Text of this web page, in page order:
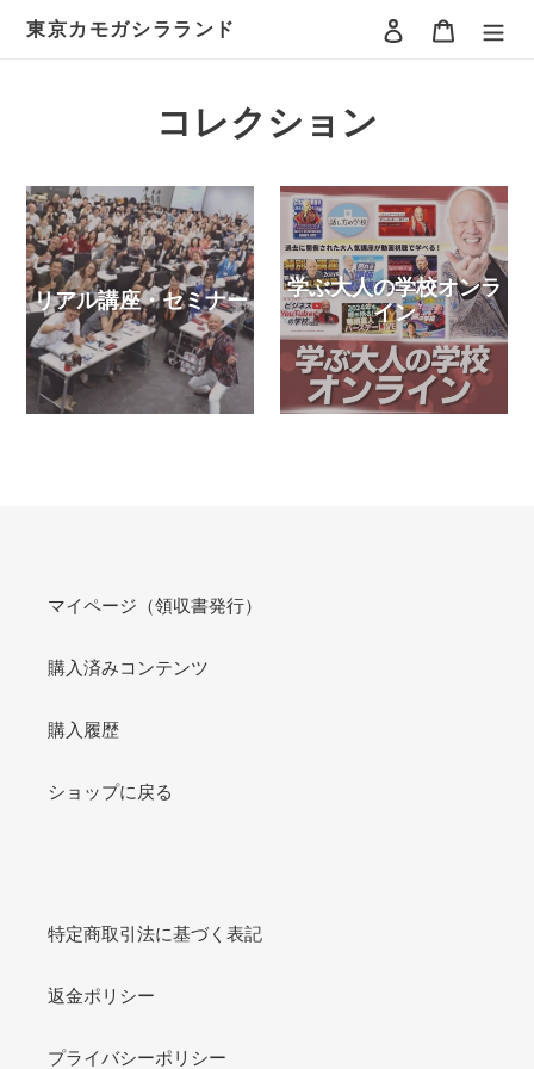
東京カモガシラランド ログインカート
コレクション
リアル講座・セミナー
学ぶ大人の学校オンラ
イン
マイページ（領収書発行）
購入済みコンテンツ
購入履歴
ショップに戻る
特定商取引法に基づく表記
返金ポリシー
プライバシーポリシー